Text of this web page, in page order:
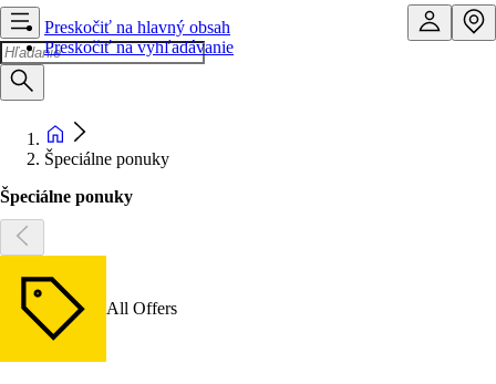
Preskočiť na hlavný obsah
Preskočiť na vyhľadávanie
Špeciálne ponuky
Špeciálne ponuky
All Offers